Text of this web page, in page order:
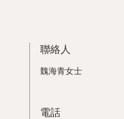
聯絡人
魏海青女士
電話